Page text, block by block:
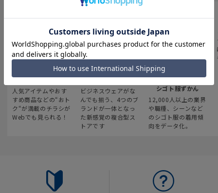
最新のお買い得情報
人気アイテムやおす
すめ商品などの“おト
ク“が満載のチラシが
Webでも見られる！
スーツスクエア
ビジネスウェアがな
んでも揃う、4つのブ
ランドが一体となっ
た新感覚の複合型ス
トアです
みんなの
シゴト服ずかん
12,000人以上の業界
や職種、シーンなど
のシゴト服の着用傾
向をデータ化。